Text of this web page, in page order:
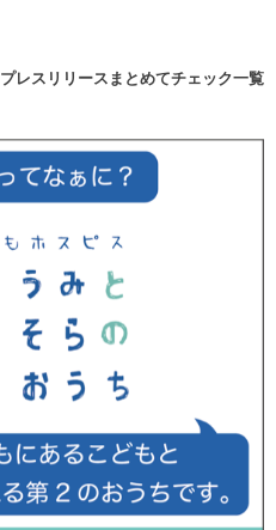
プレスリリースまとめてチェック一覧